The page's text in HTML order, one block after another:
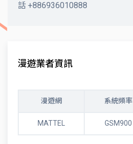
話 +886936010888
漫遊業者資訊
漫遊網 系統頻率
MATTEL GSM900